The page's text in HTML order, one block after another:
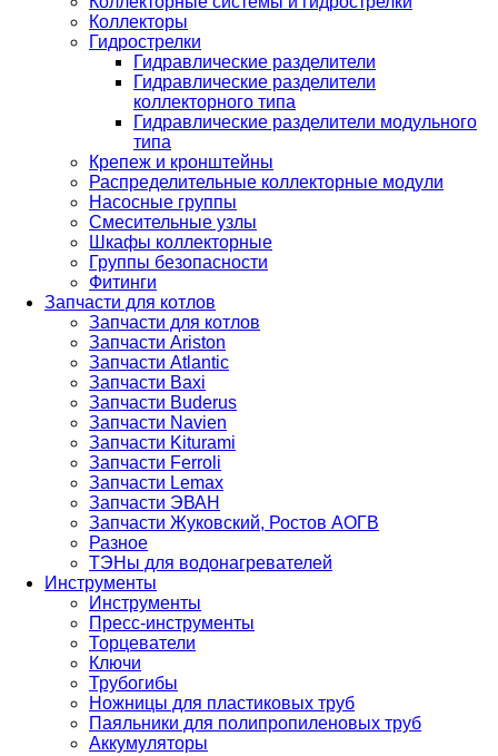
Коллекторы
Гидрострелки
Гидравлические разделители
Гидравлические разделители
коллекторного типа
Гидравлические разделители модульного
типа
Крепеж и кронштейны
Распределительные коллекторные модули
Насосные группы
Смесительные узлы
Шкафы коллекторные
Группы безопасности
Фитинги
Запчасти для котлов
Запчасти для котлов
Запчасти Ariston
Запчасти Atlantic
Запчасти Baxi
Запчасти Buderus
Запчасти Navien
Запчасти Kiturami
Запчасти Ferroli
Запчасти Lemax
Запчасти ЭВАН
Запчасти Жуковский, Ростов АОГВ
Разное
ТЭНы для водонагревателей
Инструменты
Инструменты
Пресс-инструменты
Торцеватели
Ключи
Трубогибы
Ножницы для пластиковых труб
Паяльники для полипропиленовых труб
Аккумуляторы